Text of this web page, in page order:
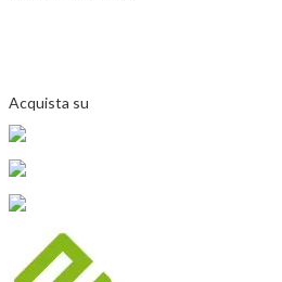
Acquista su